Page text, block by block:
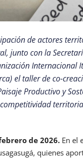
de actores
junto con la
Internacional
el taller de co-
Productivo y
de 2026. En el
quienes